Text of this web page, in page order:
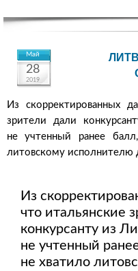
Май
28
2019
Из скорректированных
зрители дали
не учтенный ранее
литовскому исполнителю
Из
что итальянские
конкурсанту из
не учтенный
не хватило